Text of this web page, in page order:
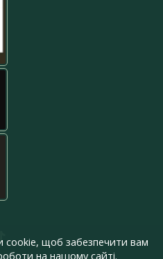
щоб забезпечити вам
на нашому сайті.